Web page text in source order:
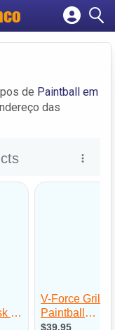
de Paintball em
das